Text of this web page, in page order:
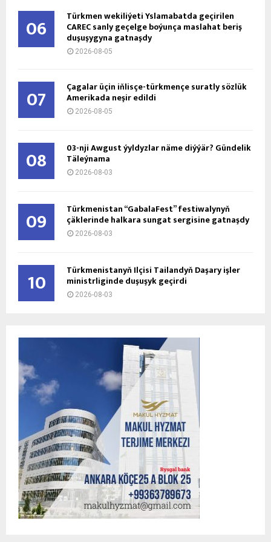
06 Türkmen wekiliýeti Yslamabatda geçirilen
CAREC sanly geçelge boýunça maslahat beriş
duşuşygyna gatnaşdy
2026-08-05
07 Çagalar üçin iňlisçe-türkmençe suratly sözlük
Amerikada neşir edildi
2026-08-05
08 03-nji Awgust ýyldyzlar näme diýýär? Gündelik
Täleýnama
2026-08-03
09 Türkmenistan “GabalaFest” festiwalynyň
çäklerinde halkara sungat sergisine gatnaşdy
2026-08-03
10 Türkmenistanyň Ilçisi Tailandyň Daşary işler
ministrliginde duşuşyk geçirdi
2026-08-03